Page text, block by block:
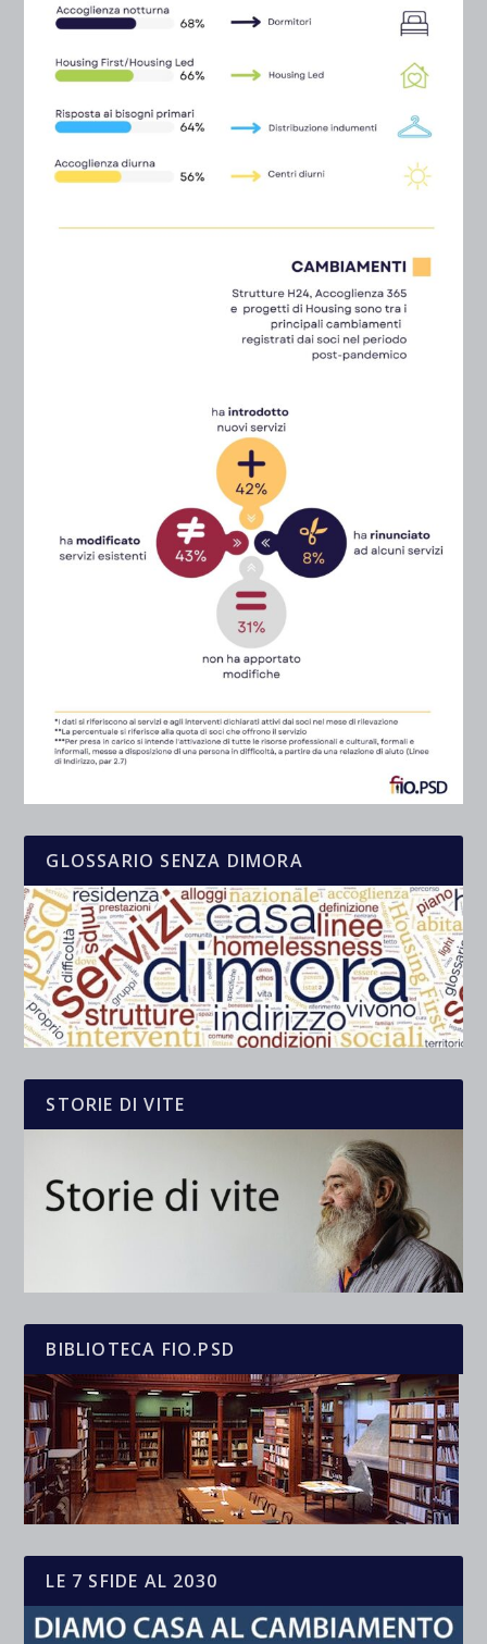
GLOSSARIO SENZA DIMORA
STORIE DI VITE
BIBLIOTECA FIO.PSD
LE 7 SFIDE AL 2030